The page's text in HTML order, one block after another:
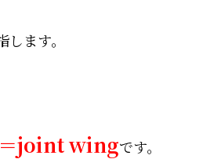
ます。
joint wingです。